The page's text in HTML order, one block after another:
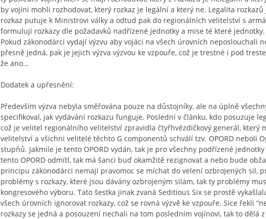
by vojíni mohli rozhodovat, který rozkaz je legální a který ne. Legalita
rozkaz putuje k Ministrovi války a odtud pak do regionálních velitelství s
formulují rozkazy dle požadavků nadřízené jednotky a mise té které
Pokud zákonodárci vydají výzvu aby vojáci na všech úrovních neposlouchali
přesně jedná, pak je jejich výzva výzvou ke vzpouře, což je trestné i pod
že ano…
Dodatek a upřesnění:
Především výzva nebyla směřována pouze na důstojníky, ale na úplně
specifikoval, jak vydávání rozkazu funguje. Poslední v článku, kdo posuzuje
což je velitel regionálního velitelství zpravidla čtyřhvězdičkový generál, který
velitelství a všichni velitelé těchto G componentů schválí tzv. OPORD neboli
stupňů. Jakmile je tento OPORD vydán, tak je pro všechny podřízené
tento OPORD odmítl, tak má šanci buď okamžitě rezignovat a nebo bude
principu zákonodárci nemají pravomoc se míchat do velení ozbrojených sil,
problémy s rozkazy, které jsou dávány ozbrojeným silám, tak ty problémy
kongresového výboru. Tato šestka jinak zvaná Seditious Six se prostě
všech úrovních ignorovat rozkazy, což se rovná výzvě ke vzpouře. Sice řekli
rozkazy se jedná a posouzení nechali na tom posledním vojínovi, tak to dělá